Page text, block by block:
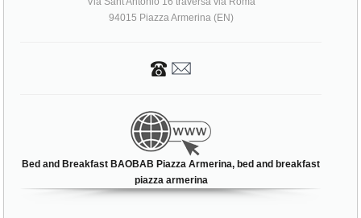
Bed and Breakfast BAOBAB Piazza Armerina, bed and breakfast
piazza armerina